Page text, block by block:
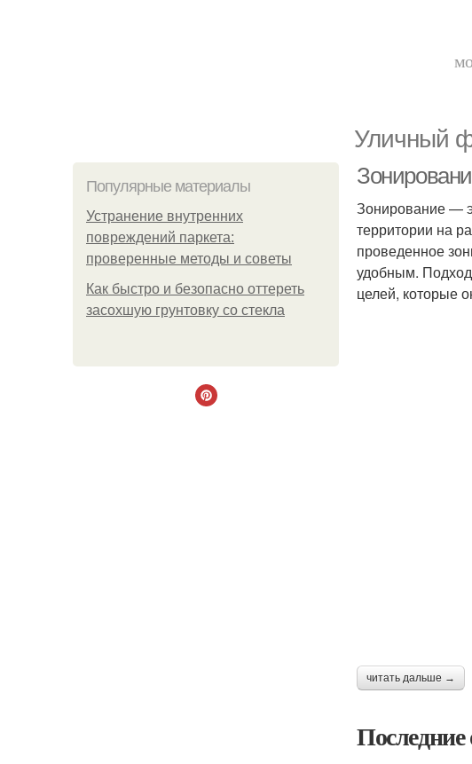
Уличный
Популярные материалы
Устранение внутренних
повреждений паркета:
проверенные методы и советы
Как быстро и безопасно оттереть
засохшую грунтовку со стекла
Зонирование —
территории на
проведенное
удобным. Подход
целей, которые
читать дальше →
Последние